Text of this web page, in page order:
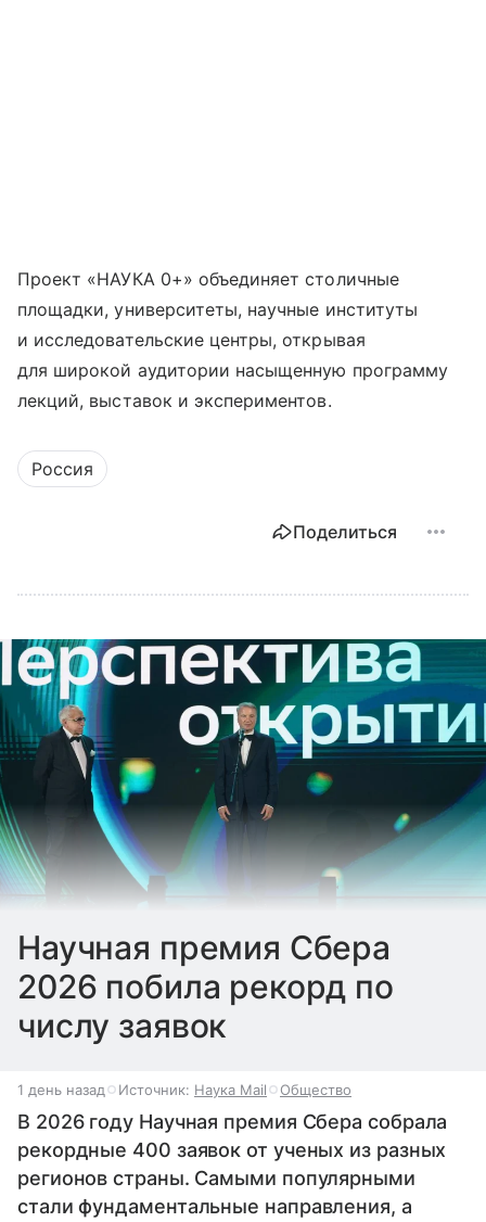
Проект «НАУКА 0+» объединяет столичные
площадки, университеты, научные институты
и исследовательские центры, открывая
для широкой аудитории насыщенную программу
лекций, выставок и экспериментов.
Россия
Поделиться
Научная премия Сбера
2026 побила рекорд по
числу заявок
1 день назад Источник: Наука Mail Общество
В 2026 году Научная премия Сбера собрала
рекордные 400 заявок от ученых из разных
регионов страны. Самыми популярными
стали фундаментальные направления, а